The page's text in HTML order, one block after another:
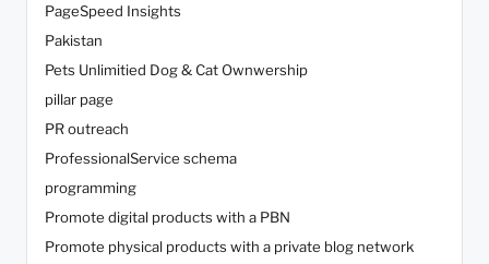
PageSpeed Insights
Pakistan
Pets Unlimitied Dog & Cat Ownwership
pillar page
PR outreach
ProfessionalService schema
programming
Promote digital products with a PBN
Promote physical products with a private blog network